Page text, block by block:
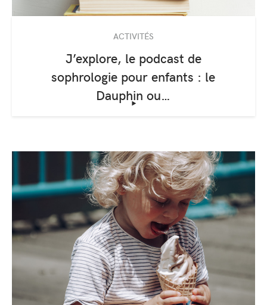
ACTIVITÉS
J’explore, le podcast de
sophrologie pour enfants : le
Dauphin ou…
‣